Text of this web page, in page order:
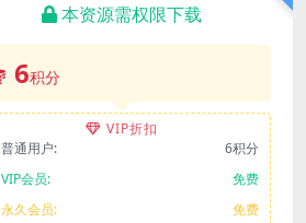
本资源需权限下载
6积分
VIP折扣
普通用户:
6积分
VIP会员:
免费
永久会员:
免费